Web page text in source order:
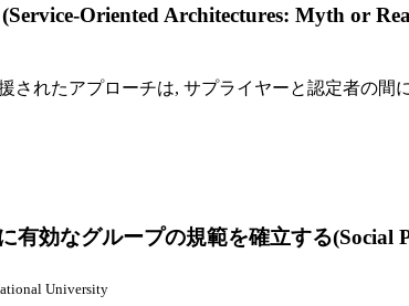
Oriented Architectures: Myth or
されたアプローチは, サプライヤーと認定者の
効なグループの規範を確立する(Social
University